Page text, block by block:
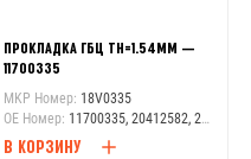
ПРОКЛАДКА ГБЦ TH=1.54ММ —
11700335
MKP Номер: 18V0335
OE Номер: 11700335, 20412582, 23986773
В КОРЗИНУ